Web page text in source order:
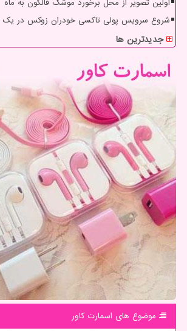
اولین تصویر از محل برخورد موشک فالکون به ماه
شروع سرویس پولی تاکسی خودران زوکس در یک
جدیدترین ها
موضوع های اسمارت كاور